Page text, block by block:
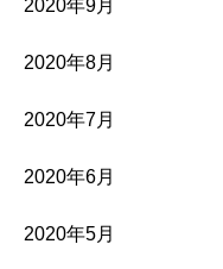
2020年9月
2020年8月
2020年7月
2020年6月
2020年5月